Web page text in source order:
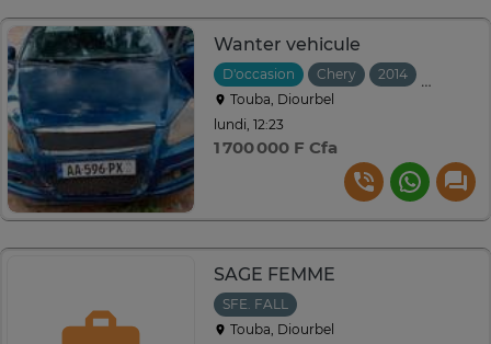
Wanter vehicule
D'occasion Chery 2014
Touba, Diourbel
lundi, 12:23
1 700 000 F Cfa
SAGE FEMME
SFE. FALL
Touba, Diourbel